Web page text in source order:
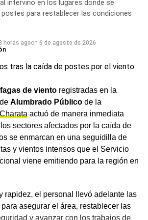
previstas para los próximos
a los vecinos deCharataabrigarse
especial durante las horas de la
en CharataChaco.Net.
intervino en los lugares donde se
para restablecer las condiciones
horas agoon 6 de agosto de 2026
de vientoregistradas en la
Alumbrado Públicode la
Charata actuó de manera inmediata
sectores afectados por la caída de
se enmarcan en una seguidilla de
y vientos intensos que el Servicio
viene emitiendo para la región en
rapidez, el personal llevó adelante las
asegurar el área, restablecer las
y avanzar con los trabajos de